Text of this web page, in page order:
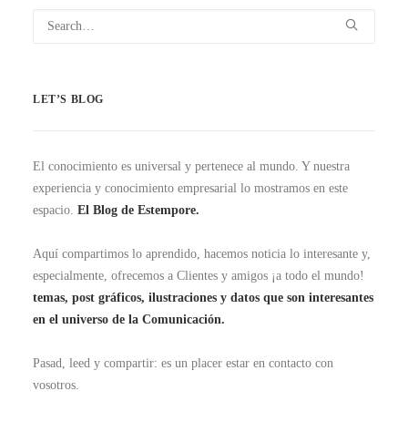
LET’S BLOG
El conocimiento es universal y pertenece al mundo. Y nuestra
experiencia y conocimiento empresarial lo mostramos en este
espacio. El Blog de Estempore.
Aquí compartimos lo aprendido, hacemos noticia lo interesante y,
especialmente, ofrecemos a Clientes y amigos ¡a todo el mundo!
temas, post gráficos, ilustraciones y datos que son interesantes
en el universo de la Comunicación.
Pasad, leed y compartir: es un placer estar en contacto con
vosotros.